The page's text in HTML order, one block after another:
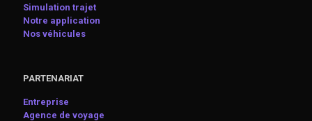
Simulation trajet
Notre application
Nos véhicules
PARTENARIAT
Entreprise
Agence de voyage